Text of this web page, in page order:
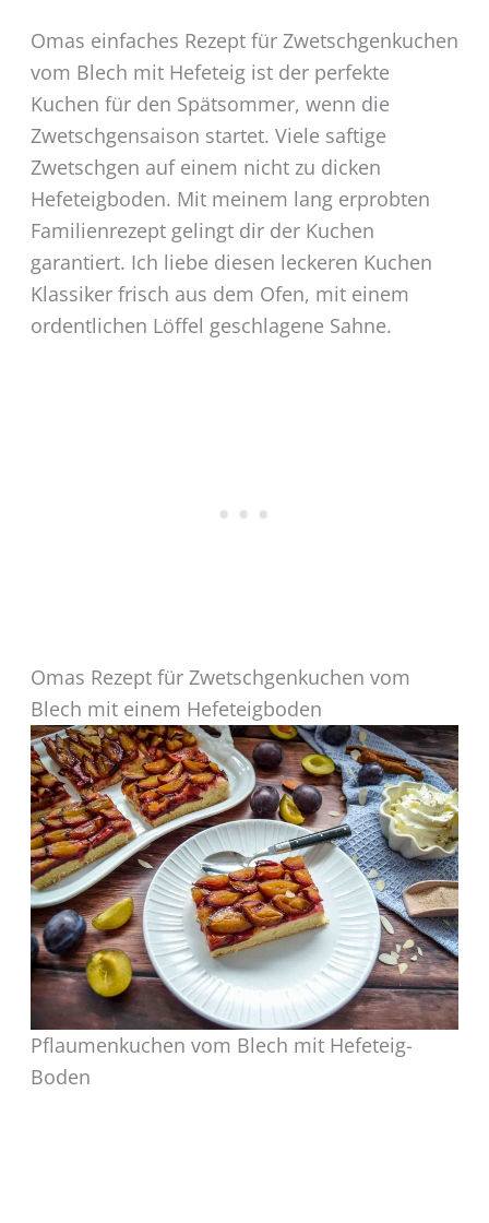
Omas einfaches Rezept für Zwetschgenkuchen
vom Blech mit Hefeteig ist der perfekte
Kuchen für den Spätsommer, wenn die
Zwetschgensaison startet. Viele saftige
Zwetschgen auf einem nicht zu dicken
Hefeteigboden. Mit meinem lang erprobten
Familienrezept gelingt dir der Kuchen
garantiert. Ich liebe diesen leckeren Kuchen
Klassiker frisch aus dem Ofen, mit einem
ordentlichen Löffel geschlagene Sahne.
Omas Rezept für Zwetschgenkuchen vom
Blech mit einem Hefeteigboden
Pflaumenkuchen vom Blech mit Hefeteig-
Boden